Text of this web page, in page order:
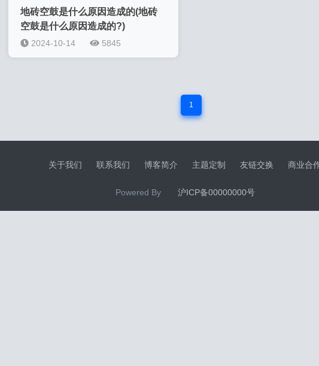
地砖空鼓是什么原因造成的(地砖
空鼓是什么原因造成的?)
2024-10-14 5845
1
关于我们 联系我们 博客简介 主题定制 友链交换 商业合
Powered By 沪ICP备00000000号